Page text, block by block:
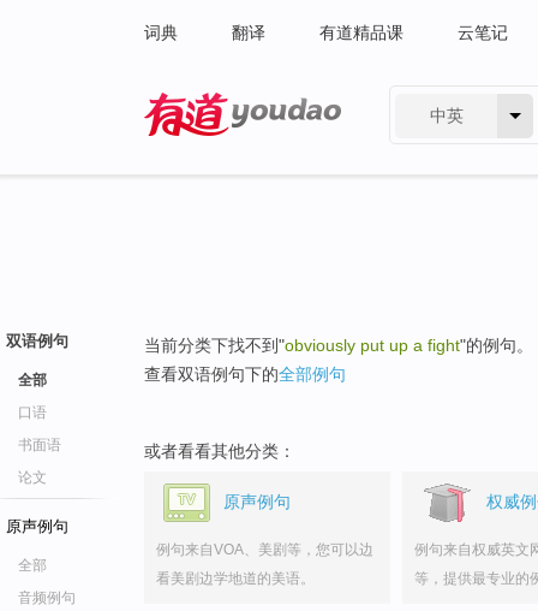
词典 翻译 有道精品课 云笔记
中英
双语例句
全部
口语
书面语
论文
原声例句
全部
音频例句
当前分类下找不到"obviously put up a fight"的例句。
查看双语例句下的全部例句
或者看看其他分类：
原声例句
例句来自VOA、美剧等，您可以边
看美剧边学地道的美语。
权威
例句来自权威英文
等，提供最专业的